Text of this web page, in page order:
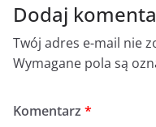
Dodaj
Twój adres e-mail nie
Wymagane pola są
Komentarz *